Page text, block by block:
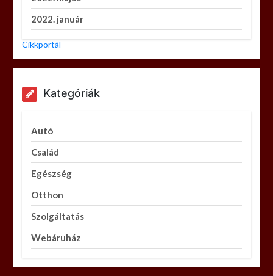
2022. január
Cikkportál
Kategóriák
Autó
Család
Egészség
Otthon
Szolgáltatás
Webáruház